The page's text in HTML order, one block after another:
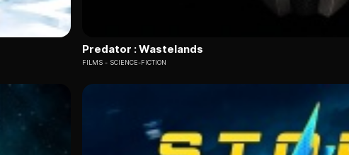
Predator : Wastelands
FILMS SCIENCE-FICTION